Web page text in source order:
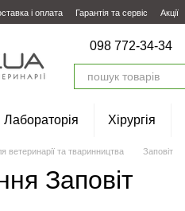
і оплата Гарантія та сервіс Акції
098 772-34-34
Лабораторія Хірургія
ветеринарії та тваринництва Заповіт
Заповіт